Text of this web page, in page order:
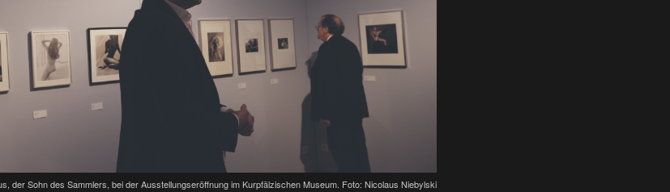
der Sohn des Sammlers, bei der Ausstellungseröffnung im Kurpfälzischen Museum. Foto: Nicolaus Niebylski